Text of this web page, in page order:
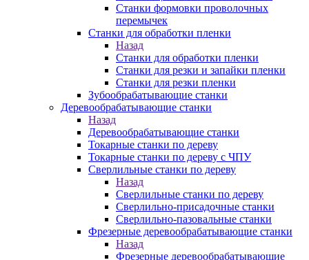
Станки формовки проволочных
перемычек
Станки для обработки пленки
Назад
Станки для обработки пленки
Станки для резки и запайки пленки
Станки для резки пленки
Зубообрабатывающие станки
Деревообрабатывающие станки
Назад
Деревообрабатывающие станки
Токарные станки по дереву
Токарные станки по дереву с ЧПУ
Сверлильные станки по дереву
Назад
Сверлильные станки по дереву
Сверлильно-присадочные станки
Сверлильно-пазовальные станки
Фрезерные деревообрабатывающие станки
Назад
Фрезерные деревообрабатывающие